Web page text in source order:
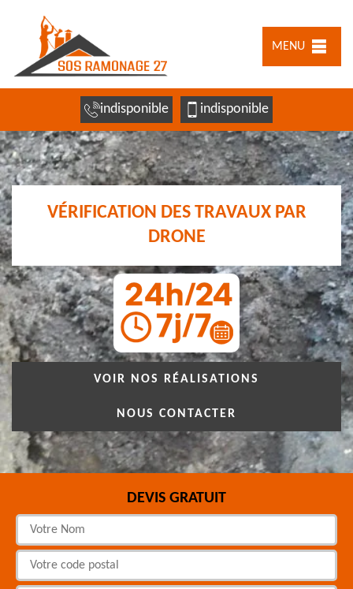
MENU
indisponible indisponible
VÉRIFICATION DES TRAVAUX PAR
DRONE
VOIR NOS RÉALISATIONS
NOUS CONTACTER
DEVIS GRATUIT